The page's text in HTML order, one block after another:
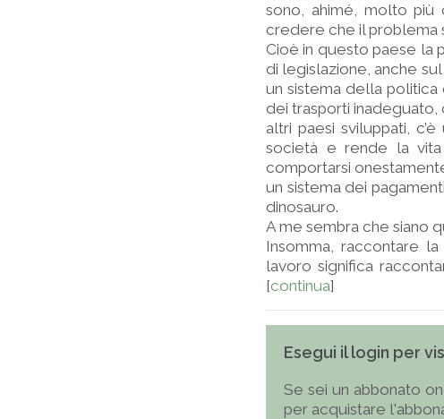
sono, ahimé, molto
credere che il problema
Cioè in questo paese la
di legislazione, anche
un sistema della politica
dei trasporti inadeguato,
altri paesi sviluppati,
società e rende la
comportarsi
un sistema dei
dinosauro.
A me sembra che siano
Insomma, raccontare
lavoro significa
[continua]
Esegui il login per
Se sei un abbonato
per acquistare